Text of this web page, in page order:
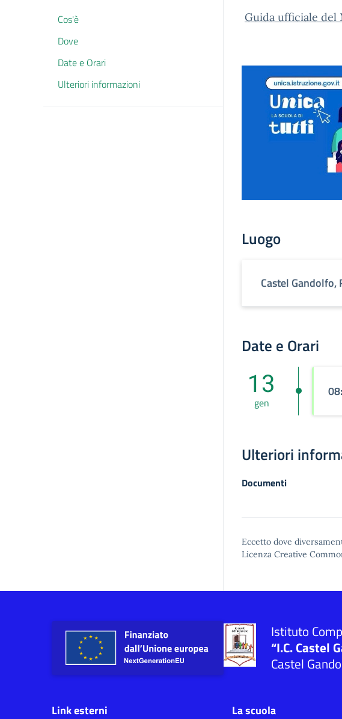
Cos'è
Dove
Date e Orari
Ulteriori informazioni
Guida ufficiale del
Luogo
Castel Gandolfo,
Date e Orari
13
gen
Ulteriori
Documenti
Eccetto dove
Licenza Creative
Istituto
“I.C. Castel
Castel
Link esterni La scuola